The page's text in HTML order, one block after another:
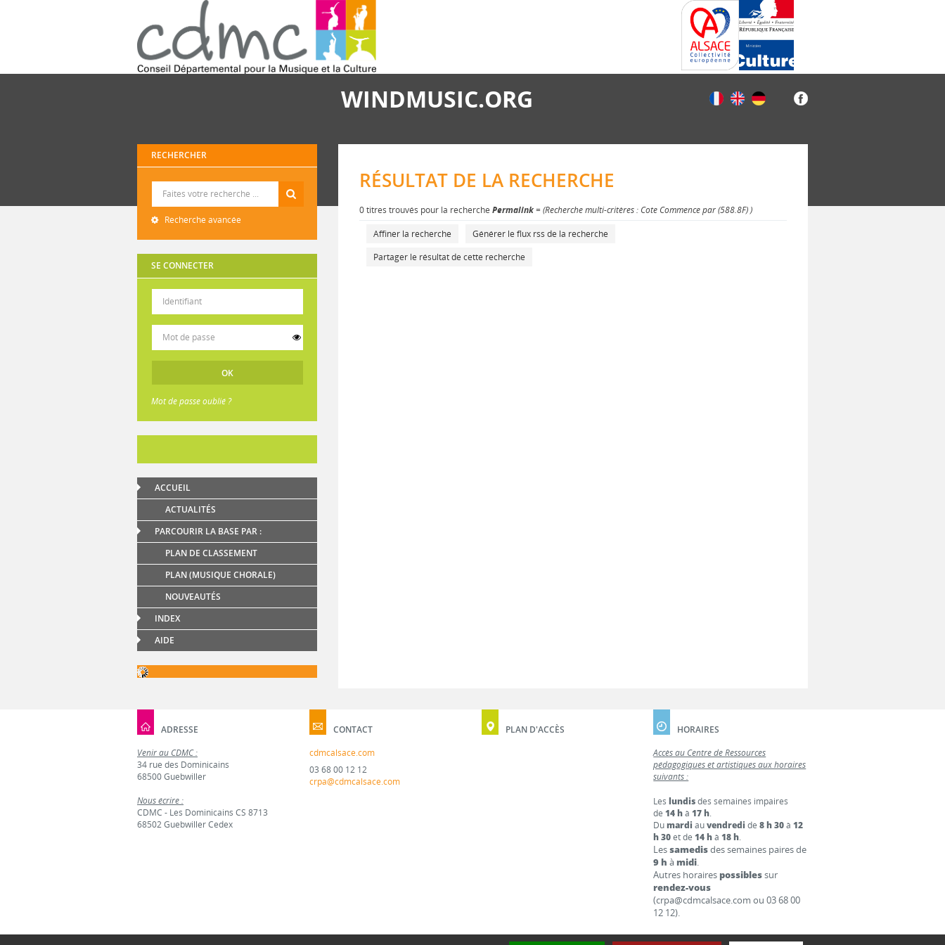
WINDMUSIC.ORG
RECHERCHER
Recherche avancée
SE CONNECTER
Mot de passe oublié ?
ACCUEIL
ACTUALITÉS
PARCOURIR LA BASE PAR :
PLAN DE CLASSEMENT
PLAN (MUSIQUE CHORALE)
NOUVEAUTÉS
INDEX
AIDE
RÉSULTAT DE LA RECHERCHE
0 titres trouvés pour la recherche Permalink= (Recherche multi-critères : Cote Commence par (588.8F) )
Affiner la recherche
Générer le flux rss de la recherche
Partager le résultat de cette recherche
ADRESSE
Venir au CDMC :
34 rue des Dominicains
68500 Guebwiller
Nous écrire :
CDMC - Les Dominicains CS 8713
68502 Guebwiller Cedex
CONTACT
cdmcalsace.com
03 68 00 12 12
crpa@cdmcalsace.com
PLAN D'ACCÈS
HORAIRES
Accès au Centre de Ressources
pédagogiques et artistiques aux horaires
suivants :
Leslundisdes semaines impaires
de14 hà17 h.
Dumardi auvendredi de8 h 30à12
h 30et de14 hà18 h.
Lessamedisdes semaines paires de
9 h à midi.
Autres horaires possiblessur
rendez-vous
(crpa@cdmcalsace.com ou 03 68 00
12 12).